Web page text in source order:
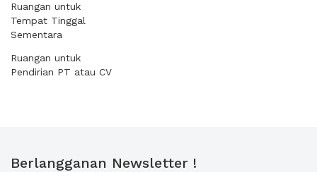
Ruangan untuk
Tempat Tinggal
Sementara
Ruangan untuk
Pendirian PT atau CV
Berlangganan Newsletter !